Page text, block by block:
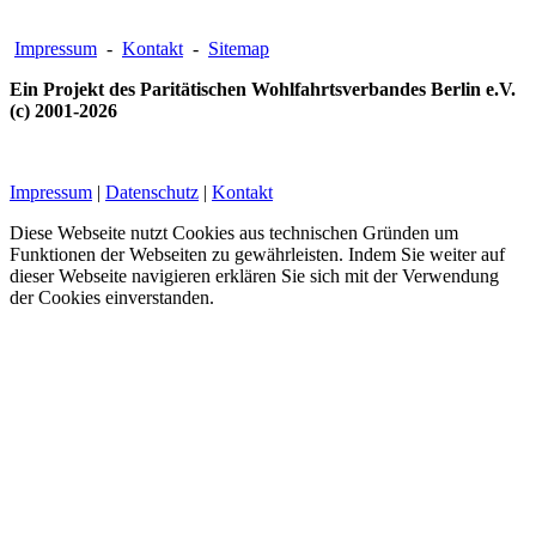
Impressum - Kontakt - Sitemap
Ein Projekt des Paritätischen Wohlfahrtsverbandes Berlin e.V.
(c) 2001-2026
Impressum | Datenschutz | Kontakt
Diese Webseite nutzt Cookies aus technischen Gründen um
Funktionen der Webseiten zu gewährleisten. Indem Sie weiter auf
dieser Webseite navigieren erklären Sie sich mit der Verwendung
der Cookies einverstanden.